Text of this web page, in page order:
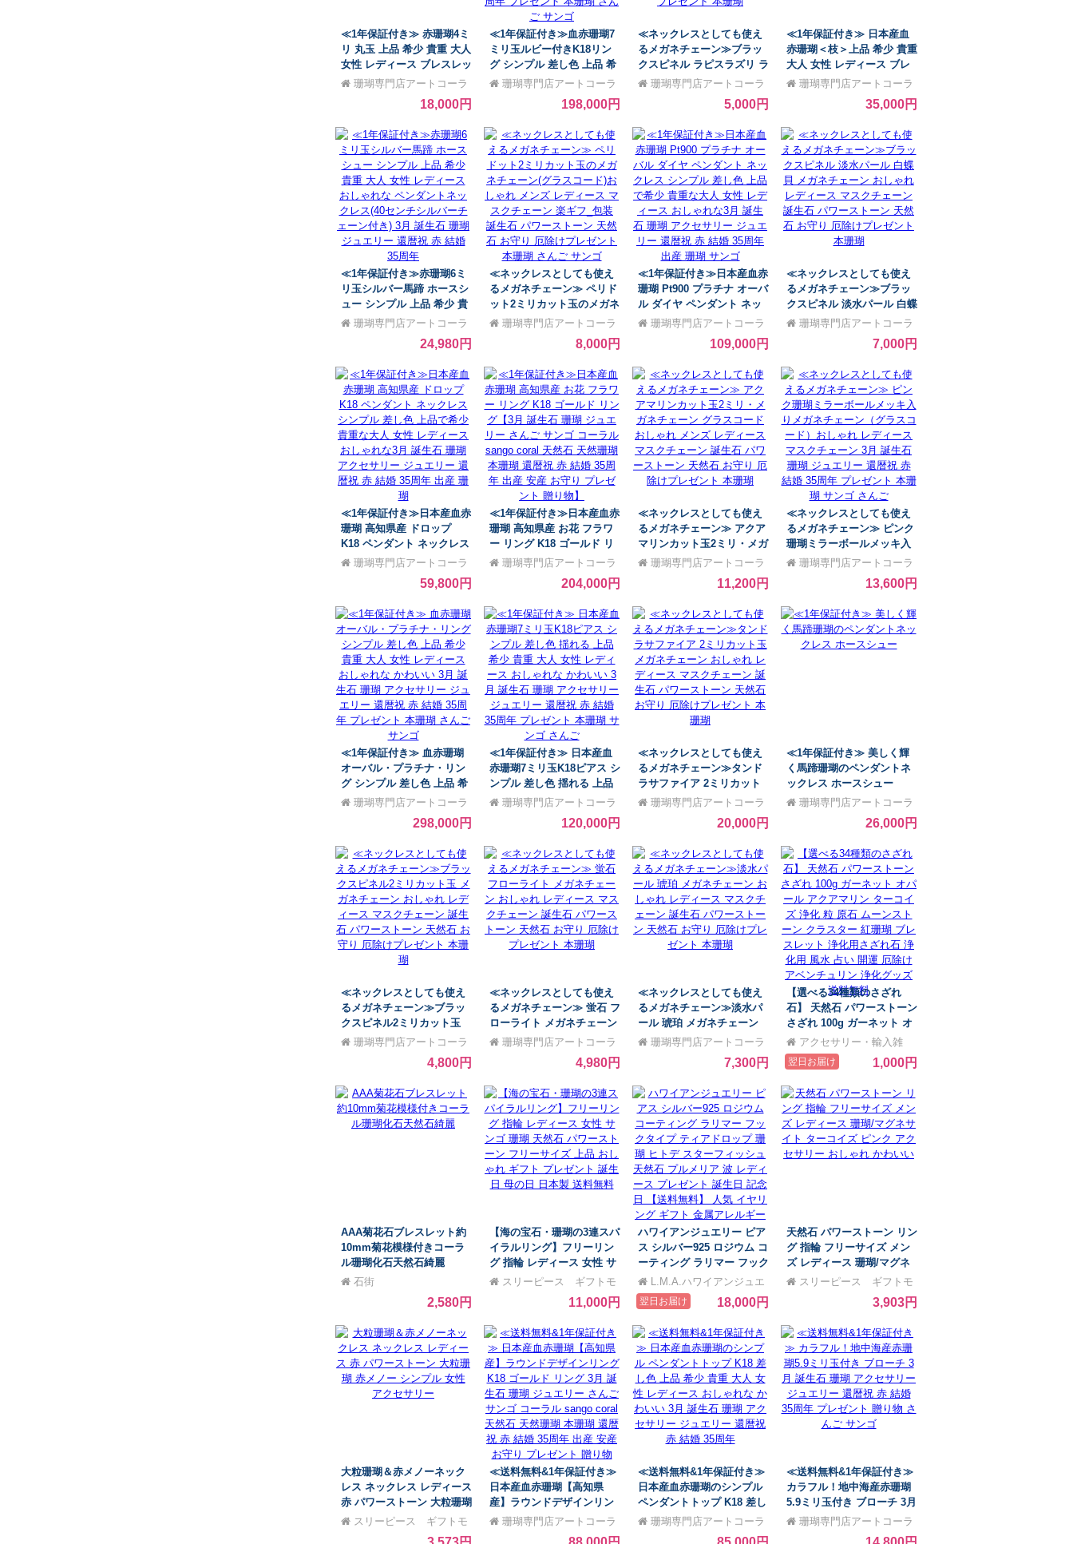
≪1年保証付き≫ 赤珊瑚4ミ
リ 丸玉 上品 希少 貴重 大人
女性 レディース ブレスレッ
ト 3月 誕生石 珊瑚 アクセ
赤 結婚 35周年 プレゼント
本珊瑚 さんご サンゴ
珊瑚専門店アートコーラ
18,000円
≪1年保証付き≫血赤珊瑚7
ミリ玉ルビー付きK18リン
グ シンプル 差し色 上品 希
少 貴重 大人 女性 レディー
誕生石 珊瑚 アクセサリー
ジュエリー 還暦祝 赤 結婚
35周年 プレゼント 本珊瑚
さんご サンゴ
珊瑚専門店アートコーラ
198,000円
≪ネックレスとしても使え
るメガネチェーン≫ブラッ
クスピネル ラピスラズリ ラ
ブラドライト メガネチェー
スクチェーン 誕生石 パワー
ストーン 天然石 お守り 厄
除けプレゼント 本珊瑚
珊瑚専門店アートコーラ
5,000円
≪1年保証付き≫ 日本産血
赤珊瑚＜枝＞上品 希少 貴重
大人 女性 レディース ブレ
スレット 3月 誕生石 珊瑚
暦祝 赤 結婚 35周年 プレゼ
ント 本珊瑚 サンゴ さんご
珊瑚専門店アートコーラ
35,000円
≪1年保証付き≫赤珊瑚6ミ
リ玉シルバー馬蹄 ホースシ
ュー シンプル 上品 希少 貴
重 大人 女性 レディース お
レス(40センチシルバーチェ
ーン付き) 3月 誕生石 珊瑚
ジュエリー 還暦祝 赤 結婚
35周年
珊瑚専門店アートコーラ
24,980円
≪ネックレスとしても使え
るメガネチェーン≫ ペリド
ット2ミリカット玉のメガネ
チェーン(グラスコード)おし
スクチェーン 楽ギフ_包装
誕生石 パワーストーン 天然
石 お守り 厄除けプレゼント
本珊瑚 さんご サンゴ
珊瑚専門店アートコーラ
8,000円
≪1年保証付き≫日本産血赤
珊瑚 Pt900 プラチナ オーバ
ル ダイヤ ペンダント ネッ
クレス シンプル 差し色 上
レディース おしゃれな3月
誕生石 珊瑚 アクセサリー
ジュエリー 還暦祝 赤 結婚
35周年 出産 珊瑚 サンゴ
珊瑚専門店アートコーラ
109,000円
≪ネックレスとしても使え
るメガネチェーン≫ブラッ
クスピネル 淡水パール 白蝶
貝 メガネチェーン おしゃれ
誕生石 パワーストーン 天然
石 お守り 厄除けプレゼント
本珊瑚
珊瑚専門店アートコーラ
7,000円
≪1年保証付き≫日本産血赤
珊瑚 高知県産 ドロップ
K18 ペンダント ネックレス
シンプル 差し色 上品で希少
おしゃれな3月 誕生石 珊瑚
アクセサリー ジュエリー 還
暦祝 赤 結婚 35周年 出産 珊
瑚
珊瑚専門店アートコーラ
59,800円
≪1年保証付き≫日本産血赤
珊瑚 高知県産 お花 フラワ
ー リング K18 ゴールド リ
ング【3月 誕生石 珊瑚 ジュ
ラル sango coral 天然石 天
然珊瑚 本珊瑚 還暦祝 赤 結
婚 35周年 出産 安産 お守り
プレゼント 贈り物】
珊瑚専門店アートコーラ
204,000円
≪ネックレスとしても使え
るメガネチェーン≫ アクア
マリンカット玉2ミリ・メガ
ネチェーン グラスコード お
マスクチェーン 誕生石 パワ
ーストーン 天然石 お守り
厄除けプレゼント 本珊瑚
珊瑚専門店アートコーラ
11,200円
≪ネックレスとしても使え
るメガネチェーン≫ ピンク
珊瑚ミラーボールメッキ入
りメガネチェーン（グラス
ス マスクチェーン 3月 誕生
石 珊瑚 ジュエリー 還暦祝
赤 結婚 35周年 プレゼント
本珊瑚 サンゴ さんご
珊瑚専門店アートコーラ
13,600円
≪1年保証付き≫ 血赤珊瑚
オーバル・プラチナ・リン
グ シンプル 差し色 上品 希
少 貴重 大人 女性 レディー
誕生石 珊瑚 アクセサリー
ジュエリー 還暦祝 赤 結婚
35周年 プレゼント 本珊瑚
さんご サンゴ
珊瑚専門店アートコーラ
298,000円
≪1年保証付き≫ 日本産血
赤珊瑚7ミリ玉K18ピアス シ
ンプル 差し色 揺れる 上品
希少 貴重 大人 女性 レディ
月 誕生石 珊瑚 アクセサリ
ー ジュエリー 還暦祝 赤 結
婚 35周年 プレゼント 本珊
瑚 サンゴ さんご
珊瑚専門店アートコーラ
120,000円
≪ネックレスとしても使え
るメガネチェーン≫タンド
ラサファイア 2ミリカット
玉 メガネチェーン おしゃれ
誕生石 パワーストーン 天然
石 お守り 厄除けプレゼント
本珊瑚
珊瑚専門店アートコーラ
20,000円
≪1年保証付き≫ 美しく輝
く馬蹄珊瑚のペンダントネ
ックレス ホースシュー
珊瑚専門店アートコーラ
26,000円
≪ネックレスとしても使え
るメガネチェーン≫ブラッ
クスピネル2ミリカット玉
メガネチェーン おしゃれ レ
生石 パワーストーン 天然石
お守り 厄除けプレゼント 本
珊瑚
珊瑚専門店アートコーラ
4,800円
≪ネックレスとしても使え
るメガネチェーン≫ 蛍石 フ
ローライト メガネチェーン
おしゃれ レディース マスク
ーン 天然石 お守り 厄除け
プレゼント 本珊瑚
珊瑚専門店アートコーラ
4,980円
≪ネックレスとしても使え
るメガネチェーン≫淡水パ
ール 琥珀 メガネチェーン
おしゃれ レディース マスク
ーン 天然石 お守り 厄除け
プレゼント 本珊瑚
珊瑚専門店アートコーラ
7,300円
【選べる34種類のさざれ
石】 天然石 パワーストーン
さざれ 100g ガーネット オ
パール アクアマリン ターコ
イズ 浄化 粒 原石 ムーンス
トーン クラスター 紅珊瑚
ブレスレット 浄化用さざれ
石 浄化用 風水 占い 開運 厄
除け アベンチュリン 浄化グ
ッズ 送料無料
アクセサリー・輸入雑
貨 Rys
1,000円
翌日お届け
AAA菊花石ブレスレット約
10mm菊花模様付きコーラ
ル珊瑚化石天然石綺麗
石街
2,580円
【海の宝石・珊瑚の3連スパ
イラルリング】フリーリン
グ 指輪 レディース 女性 サ
ンゴ 珊瑚 天然石 パワース
おしゃれ ギフト プレゼント
誕生日 母の日 日本製 送料
無料
スリーピース ギフトモ
11,000円
ハワイアンジュエリー ピア
ス シルバー925 ロジウム コ
ーティング ラリマー フック
タイプ ティアドロップ 珊瑚
ヒトデ スターフィッシュ 天
然石 プルメリア 波 レディ
ース プレゼント 誕生日 記
念日 【送料無料】 人気 イ
ヤリング ギフト 金属アレル
ギー
L.M.A.ハワイアンジュエ
リー
18,000円
翌日お届け
天然石 パワーストーン リン
グ 指輪 フリーサイズ メン
ズ レディース 珊瑚/マグネ
サイト ターコイズ ピンク
スリーピース ギフトモ
3,903円
大粒珊瑚＆赤メノーネック
レス ネックレス レディース
赤 パワーストーン 大粒珊瑚
赤メノー シンプル 女性 ア
スリーピース ギフトモ
≪送料無料&1年保証付き≫
日本産血赤珊瑚【高知県
産】ラウンドデザインリン
グ K18 ゴールド リング 3月
珊瑚専門店アートコーラ
≪送料無料&1年保証付き≫
日本産血赤珊瑚のシンプル
ペンダントトップ K18 差し
色 上品 希少 貴重 大人 女性
珊瑚専門店アートコーラ
≪送料無料&1年保証付き≫
カラフル！地中海産赤珊瑚
5.9ミリ玉付き ブローチ 3月
誕生石 珊瑚 アクセサリー
珊瑚専門店アートコーラ